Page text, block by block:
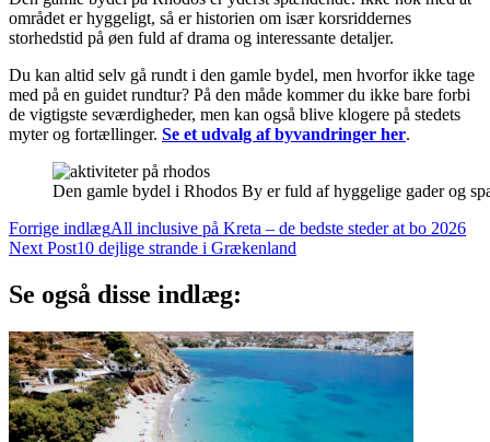
området er hyggeligt, så er historien om især korsriddernes
storhedstid på øen fuld af drama og interessante detaljer.
Du kan altid selv gå rundt i den gamle bydel, men hvorfor ikke tage
med på en guidet rundtur? På den måde kommer du ikke bare forbi
de vigtigste seværdigheder, men kan også blive klogere på stedets
myter og fortællinger. Se et udvalg af byvandringer her.
Den gamle bydel i Rhodos By er fuld af hyggelige gader og
Post
Navigation
Forrige indlægAll inclusive på Kreta – de bedste steder at bo 2026
Next Post10 dejlige strande i Grækenland
Se også disse indlæg: